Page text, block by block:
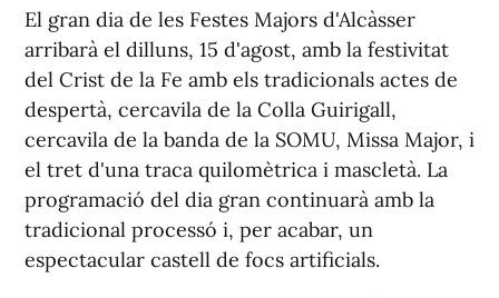
El gran dia de les Festes Majors d'Alcàsser
arribarà el dilluns, 15 d'agost, amb la festivitat
del Crist de la Fe amb els tradicionals actes de
despertà, cercavila de la Colla Guirigall,
cercavila de la banda de la SOMU, Missa Major, i
el tret d'una traca quilomètrica i mascletà. La
programació del dia gran continuarà amb la
tradicional processó i, per acabar, un
espectacular castell de focs artificials.